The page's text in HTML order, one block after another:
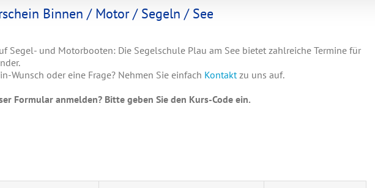
Binnen / Motor / Segeln / See
Segel- und Motorbooten: Die Segelschule Plau am See bietet zahlreiche Termine für
Wunsch oder eine Frage? Nehmen Sie einfach Kontaktzu uns auf.
Formular anmelden? Bitte geben Sie den Kurs-Code ein.